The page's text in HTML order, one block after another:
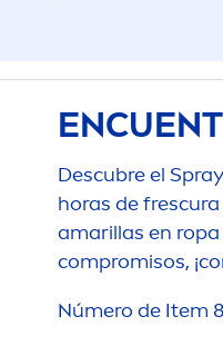
Descubre el
horas de
amarillas en
compromisos,
Número de Item